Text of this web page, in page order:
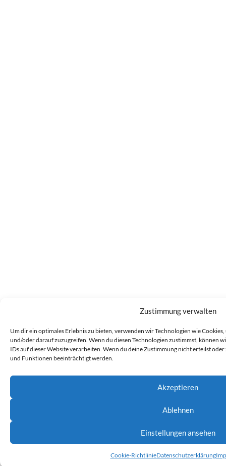
Zustimmung verwalten
Um dir ein optimales Erlebnis zu bieten, verwenden wir Technologien wie
und/oder darauf zuzugreifen. Wenn du diesen Technologien zustimmst, können
IDs auf dieser Website verarbeiten. Wenn du deine Zustimmung nicht erteilst
und Funktionen beeinträchtigt werden.
Akzeptieren
Ablehnen
Einstellungen ansehen
Cookie-RichtlinieDatenschutzerklärung